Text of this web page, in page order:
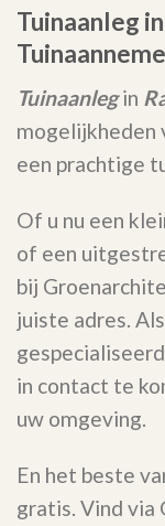
Tuinaanleg
Tuinaanlegin
mogelijkheden
een prachtige
Of u nu een
of een
bij
juiste adres.
in contact te
uw omgeving.
En het beste
gratis. Vind via